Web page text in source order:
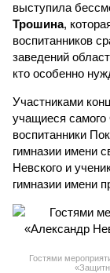
выступила
Трошина,
воспитанников
заведений
кто особенно
Участниками
учащиеся самого
воспитанники
гимназии имени
Невского и
гимназии имени
Гостями